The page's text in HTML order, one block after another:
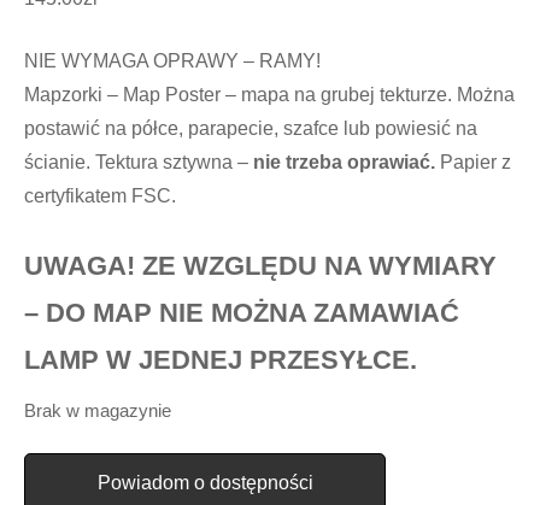
NIE WYMAGA OPRAWY – RAMY!
Mapzorki – Map Poster – mapa na grubej tekturze. Można
postawić na półce, parapecie, szafce lub powiesić na
ścianie. Tektura sztywna – nie trzeba oprawiać. Papier z
certyfikatem FSC.
UWAGA! ZE WZGLĘDU NA WYMIARY
– DO MAP NIE MOŻNA ZAMAWIAĆ
LAMP W JEDNEJ PRZESYŁCE.
Brak w magazynie
Powiadom o dostępności